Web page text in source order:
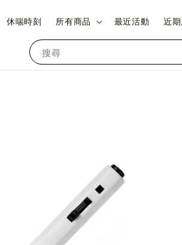
搜尋
休喘時刻 所有商品 最近活動 近